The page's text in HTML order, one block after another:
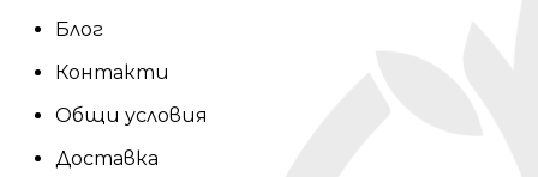
Блог
Контакти
Общи условия
Доставка